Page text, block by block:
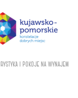
i pokoje na wynajem